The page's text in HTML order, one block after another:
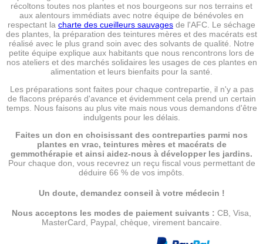
récoltons toutes nos plantes et nos bourgeons sur nos terrains et
aux alentours immédiats avec notre équipe de bénévoles en
respectant la charte des cueilleurs sauvages de l'AFC. Le séchage
des plantes, la préparation des teintures mères et des macérats est
réalisé avec le plus grand soin avec des solvants de qualité. Notre
petite équipe explique aux habitants que nous rencontrons lors de
nos ateliers et des marchés solidaires les usages de ces plantes en
alimentation et leurs bienfaits pour la santé.
Les préparations sont faites pour chaque contrepartie, il n'y a pas
de flacons préparés d'avance et évidemment cela prend un certain
temps. Nous faisons au plus vite mais nous vous demandons d'être
indulgents pour les délais.
Faites un don en choisissant des contreparties parmi nos
plantes en vrac, teintures mères et macérats de
gemmothérapie et ainsi aidez-nous à développer les jardins.
Pour chaque don, vous recevrez un reçu fiscal vous permettant de
déduire 66 % de vos impôts.
Un doute, demandez conseil à votre médecin !
Nous acceptons les modes de paiement suivants : CB, Visa,
MasterCard, Paypal, chèque, virement bancaire.